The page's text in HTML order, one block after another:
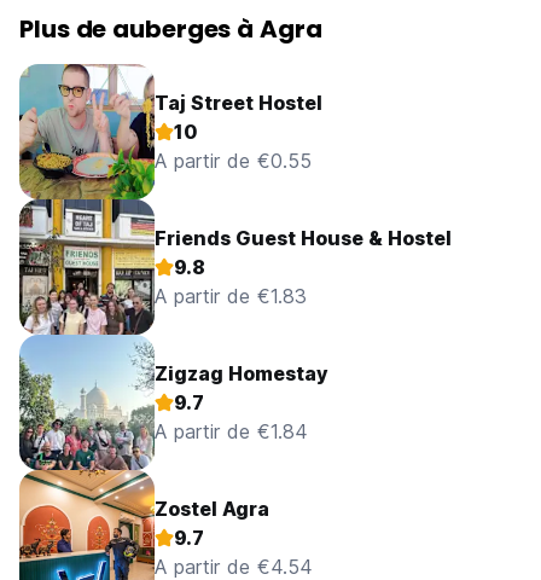
Plus de auberges à Agra
Taj Street Hostel
10
A partir de €0.55
Friends Guest House & Hostel
9.8
A partir de €1.83
Zigzag Homestay
9.7
A partir de €1.84
Zostel Agra
9.7
A partir de €4.54